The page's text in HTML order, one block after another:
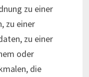
zu einer
zu einer
zu einer
oder
die